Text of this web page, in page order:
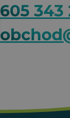
605 343